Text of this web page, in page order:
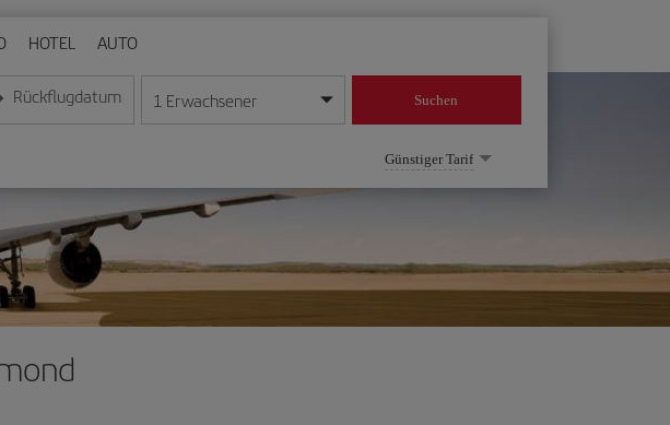
HOTEL AUTO
im Format Tag/Monat/Jahr ein
Rückflugdatum
Sie das Datum im Format Tag/Monat/Jahr ein
1 Erwachsener Suchen
Günstiger Tarif